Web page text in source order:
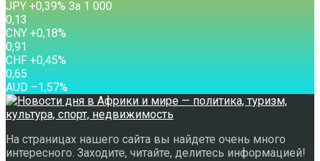
JPY +0,39% За 1 000
0,13
CNY +0,18%
0,91
CHF +0,45%
0,65
AUD –1,57%
На страницах нашего сайта вы найдете очень много
интересного. Заходите, читайте, делитесь информацией!